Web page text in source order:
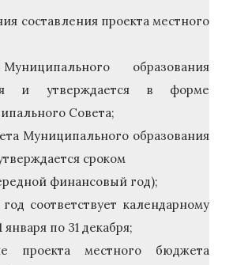
составления проекта местного
образования
и утверждается в форме
Совета;
Муниципального образования
сроком
финансовый год);
соответствует календарному
января по 31 декабря;
проекта местного бюджета